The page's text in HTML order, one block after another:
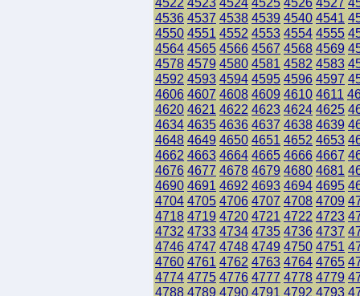
4536 4537 4538 4539 4540 4541
4550 4551 4552 4553 4554 4555
4564 4565 4566 4567 4568 4569
4578 4579 4580 4581 4582 4583
4592 4593 4594 4595 4596 4597
4606 4607 4608 4609 4610 4611
4620 4621 4622 4623 4624 4625
4634 4635 4636 4637 4638 4639
4648 4649 4650 4651 4652 4653
4662 4663 4664 4665 4666 4667
4676 4677 4678 4679 4680 4681
4690 4691 4692 4693 4694 4695
4704 4705 4706 4707 4708 4709
4718 4719 4720 4721 4722 4723
4732 4733 4734 4735 4736 4737
4746 4747 4748 4749 4750 4751
4760 4761 4762 4763 4764 4765
4774 4775 4776 4777 4778 4779
4788 4789 4790 4791 4792 4793